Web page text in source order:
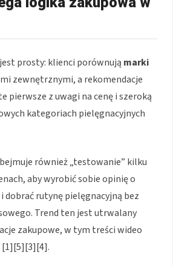
prosty: klienci porównują marki
zewnętrznymi, a rekomendacje
pierwsze z uwagi na cenę i szeroką
kategoriach pielęgnacyjnych
również „testowanie” kilku
aby wyrobić sobie opinię o
dobrać rutynę pielęgnacyjną bez
Trend ten jest utrwalany
zakupowe, w tym treści wideo
[1][5][3][4].